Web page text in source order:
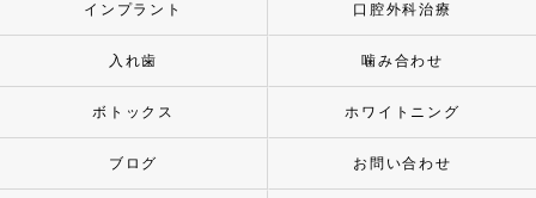
インプラント 口腔外科治療
入れ歯 噛み合わせ
ボトックス ホワイトニング
ブログ お問い合わせ